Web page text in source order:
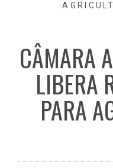
CÂMARA
LIBERA
PARA